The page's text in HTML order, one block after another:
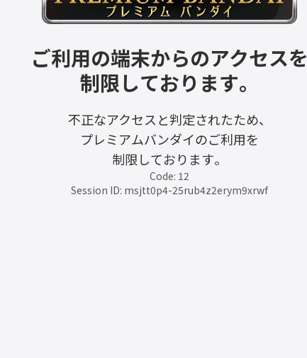
ご利用の端末からのアクセスを
制限しております。
不正なアクセスと判定されたため、
プレミアムバンダイのご利用を
制限しております。
Code: 12
Session ID: msjtt0p4-25rub4z2erym9xrwf